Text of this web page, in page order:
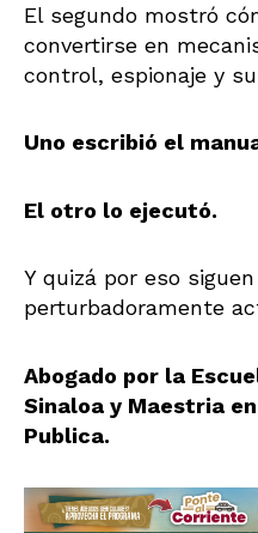
El segundo mostró
convertirse en
control, espionaje y
Uno escribió el
El otro lo ejecutó.
Y quizá por eso
perturbadoramente
Abogado por la
Sinaloa y Maestria
Publica.